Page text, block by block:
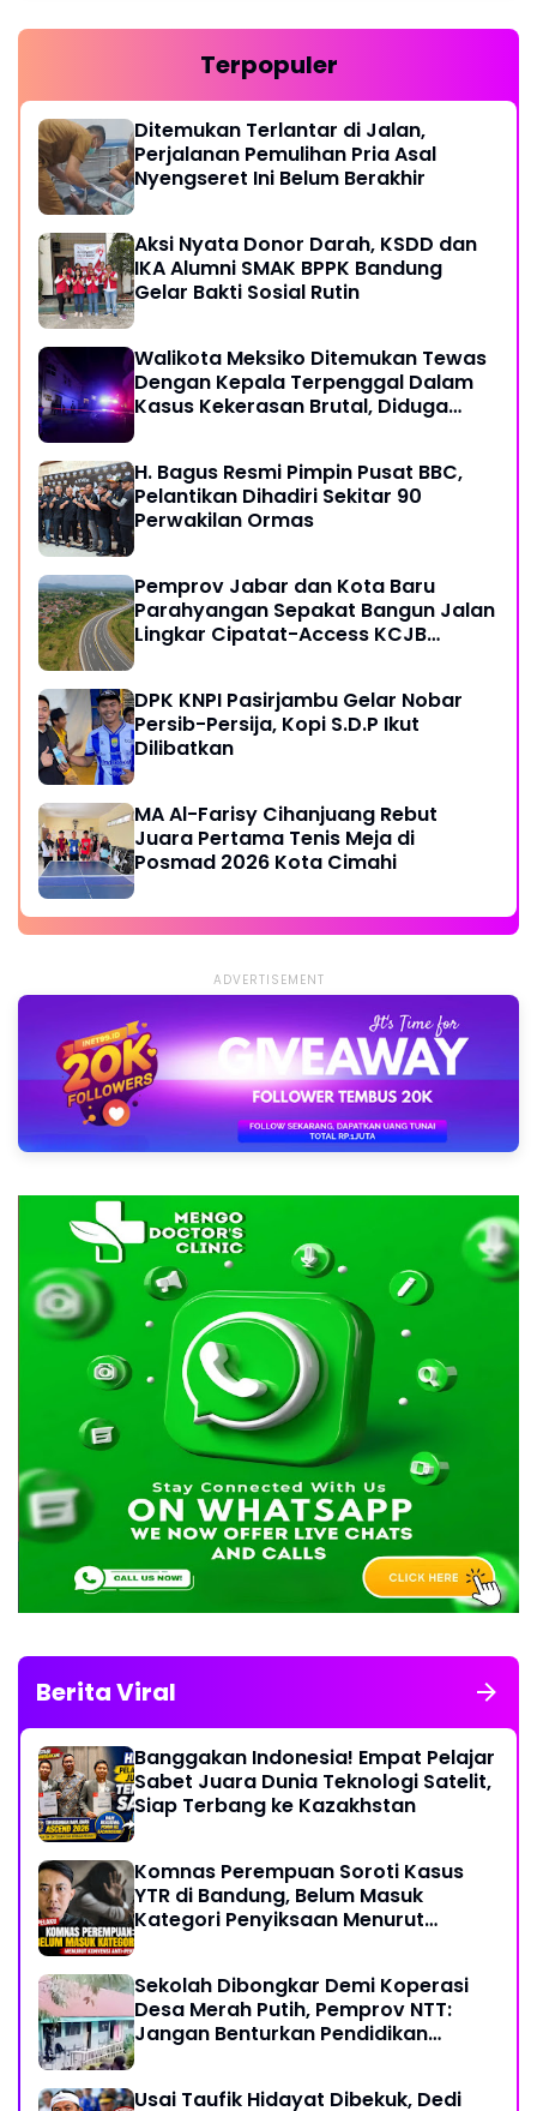
Terpopuler
Ditemukan Terlantar di Jalan,
Perjalanan Pemulihan Pria Asal
Nyengseret Ini Belum Berakhir
Aksi Nyata Donor Darah, KSDD dan
IKA Alumni SMAK BPPK Bandung
Gelar Bakti Sosial Rutin
Walikota Meksiko Ditemukan Tewas
Dengan Kepala Terpenggal Dalam
Kasus Kekerasan Brutal, Diduga
H. Bagus Resmi Pimpin Pusat BBC,
Pelantikan Dihadiri Sekitar 90
Perwakilan Ormas
Pemprov Jabar dan Kota Baru
Parahyangan Sepakat Bangun Jalan
Lingkar Cipatat-Access KCJB
DPK KNPI Pasirjambu Gelar Nobar
Persib-Persija, Kopi S.D.P Ikut
Dilibatkan
MA Al-Farisy Cihanjuang Rebut
Juara Pertama Tenis Meja di
Posmad 2026 Kota Cimahi
ADVERTISEMENT
Berita Viral
Banggakan Indonesia! Empat Pelajar
Sabet Juara Dunia Teknologi Satelit,
Siap Terbang ke Kazakhstan
Komnas Perempuan Soroti Kasus
YTR di Bandung, Belum Masuk
Kategori Penyiksaan Menurut
Sekolah Dibongkar Demi Koperasi
Desa Merah Putih, Pemprov NTT:
Jangan Benturkan Pendidikan
Usai Taufik Hidayat Dibekuk, Dedi